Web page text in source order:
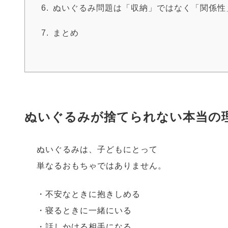
ぬいぐるみ問題は「収納」ではなく「関係性
まとめ
ぬいぐるみが捨てられない本当の
ぬいぐるみは、子どもにとって
単なるおもちゃではありません。
・不安なときに抱きしめる
・寝るときに一緒にいる